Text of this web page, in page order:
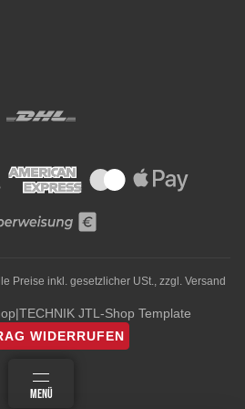
Preise inkl. gesetzlicher USt., zzgl. Versand
|TECHNIK JTL-Shop Template
WIDERRUFEN
MENÜ